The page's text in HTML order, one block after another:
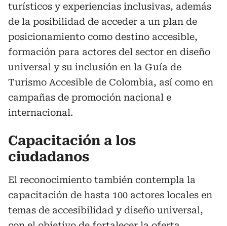
turísticos y experiencias inclusivas, además
de la posibilidad de acceder a un plan de
posicionamiento como destino accesible,
formación para actores del sector en diseño
universal y su inclusión en la Guía de
Turismo Accesible de Colombia, así como en
campañas de promoción nacional e
internacional.
Capacitación a los
ciudadanos
El reconocimiento también contempla la
capacitación de hasta 100 actores locales en
temas de accesibilidad y diseño universal,